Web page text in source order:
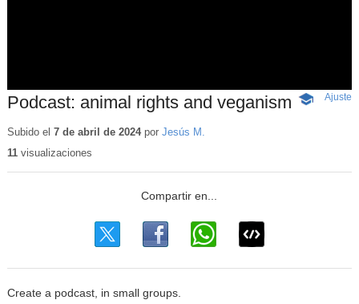
Podcast: animal rights and veganism
-
Ajuste
Subido el 7 de abril de 2024por Jesús M.
11visualizaciones
Create a podcast, in small groups.